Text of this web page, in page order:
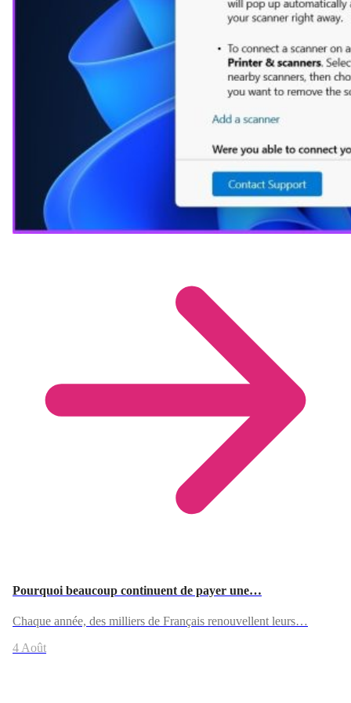
Pourquoi beaucoup continuent de payer une…
Chaque année, des milliers de Français renouvellent leurs…
4 Août